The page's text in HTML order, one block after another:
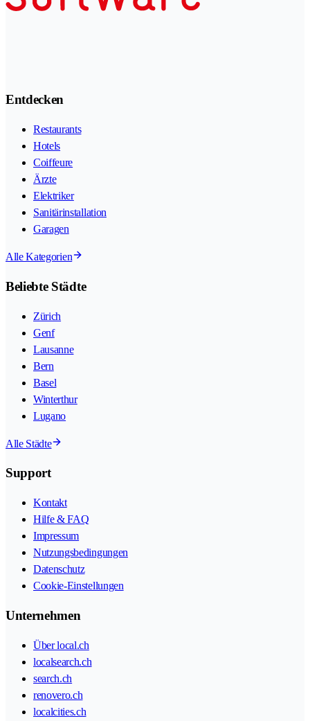
Entdecken
Restaurants
Hotels
Coiffeure
Ärzte
Elektriker
Sanitärinstallation
Garagen
Alle Kategorien
Beliebte Städte
Zürich
Genf
Lausanne
Bern
Basel
Winterthur
Lugano
Alle Städte
Support
Kontakt
Hilfe & FAQ
Impressum
Nutzungsbedingungen
Datenschutz
Cookie-Einstellungen
Unternehmen
Über local.ch
localsearch.ch
search.ch
renovero.ch
localcities.ch